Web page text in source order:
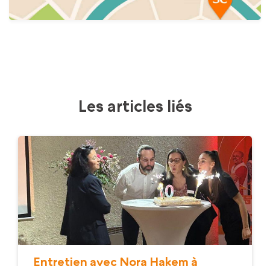
Les articles liés
Entretien avec Nora Hakem à